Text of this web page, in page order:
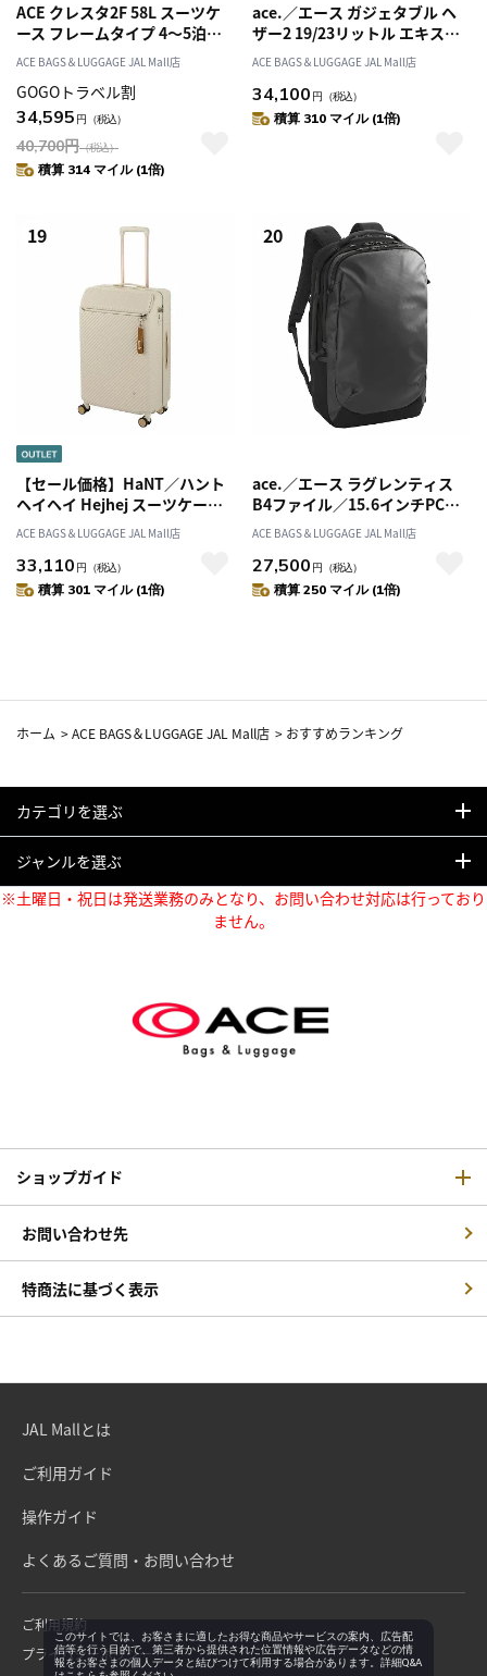
ACE クレスタ2F 58L スーツケ
ース フレームタイプ 4～5泊
05107
ACE BAGS＆LUGGAGE JAL Mall店
GOGOトラベル割
34,595 円 （税込）
40,700円（税込）
積算 314 マイル (1倍)
ace.／エース ガジェタブル ヘ
ザー2 19/23リットル エキスパ
ンダブル リュック・バックパッ
ACE BAGS＆LUGGAGE JAL Mall店
34,100 円 （税込）
積算 310 マイル (1倍)
19
【セール価格】HaNT／ハント
ヘイヘイ Hejhej スーツケース
70リットル 05182
ACE BAGS＆LUGGAGE JAL Mall店
33,110 円 （税込）
積算 301 マイル (1倍)
20
ace.／エース ラグレンティス
B4ファイル／15.6インチPC対
応 リュック バックパック エキ
スパンダブル 68323
ACE BAGS＆LUGGAGE JAL Mall店
27,500 円 （税込）
積算 250 マイル (1倍)
ホーム >ACE BAGS＆LUGGAGE JAL Mall店 > おすすめランキング
カテゴリを選ぶ
ジャンルを選ぶ
※土曜日・祝日は発送業務のみとなり、お問い合わせ対応は行っており
ません。
ショップガイド
お問い合わせ先
特商法に基づく表示
JAL Mallとは
ご利用ガイド
操作ガイド
よくあるご質問・お問い合わせ
ご利用規約
プライバシーポリシー
このサイトでは、お客さまに適したお得な商品やサービスの案内、広告配
信等を行う目的で、第三者から提供された位置情報や広告データなどの情
報をお客さまの個人データと結びつけて利用する場合があります。詳細Q&A